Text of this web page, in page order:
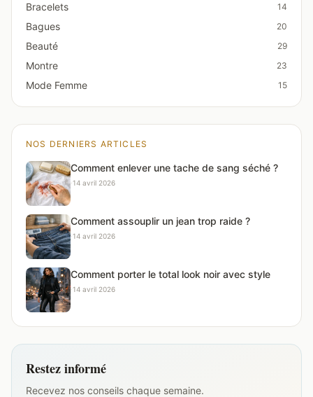
Bracelets 14
Bagues 20
Beauté 29
Montre 23
Mode Femme 15
NOS DERNIERS ARTICLES
Comment enlever une tache de sang séché ?
·14 avril 2026
Comment assouplir un jean trop raide ?
·14 avril 2026
Comment porter le total look noir avec style
·14 avril 2026
Restez informé
Recevez nos conseils chaque semaine.